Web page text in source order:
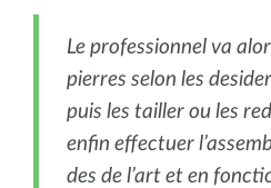
Le professionnel va
pierres selon les
puis les tailler ou les
enfin effectuer
des de l’art et en